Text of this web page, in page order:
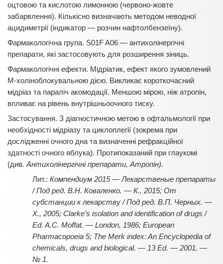
оцтовою та кислотою лимонною (червоно-жовте
забарвлення). Кількісно визначають методом неводної
ацидиметрії (індикатор — розчин нафтолбензеїну).
Фармакологічна група. S01F A06 — антихолінергічні
препарати, які застосовують для розширення зіниць.
Фармакологічні ефекти. Мідріатик, ефект якого зумовлений
М-холіноблокувальною дією. Викликає короткочасний
мідріаз та параліч акомодації. Меншою мірою, ніж атропін,
впливає на рівень внутрішньоочного тиску.
Застосування. З діагностичною метою в офтальмології при
необхідності мідріазу та циклоплегії (зокрема при
дослідженні очного дна та визначенні рефракційної
здатності очного яблука). Протипоказаний при глаукомі
(див. Антихолінергічні препарати, Атропін).
Компендиум 2015 — Лекарственые препараты
/ Под ред. В.Н. Коваленко. — К., 2015; От
субстанции к лекарству / Под ред. В.П. Черных. —
Х., 2005; Clarke’s isolation and identification of drugs /
Ed. A.C. Moffat. — London, 1986; European
Pharmacopoeia 5; The Merk index: An Encyclopedia of
chemicals, drugs and biological. — 13 Ed. — 2001. —
№ 1.